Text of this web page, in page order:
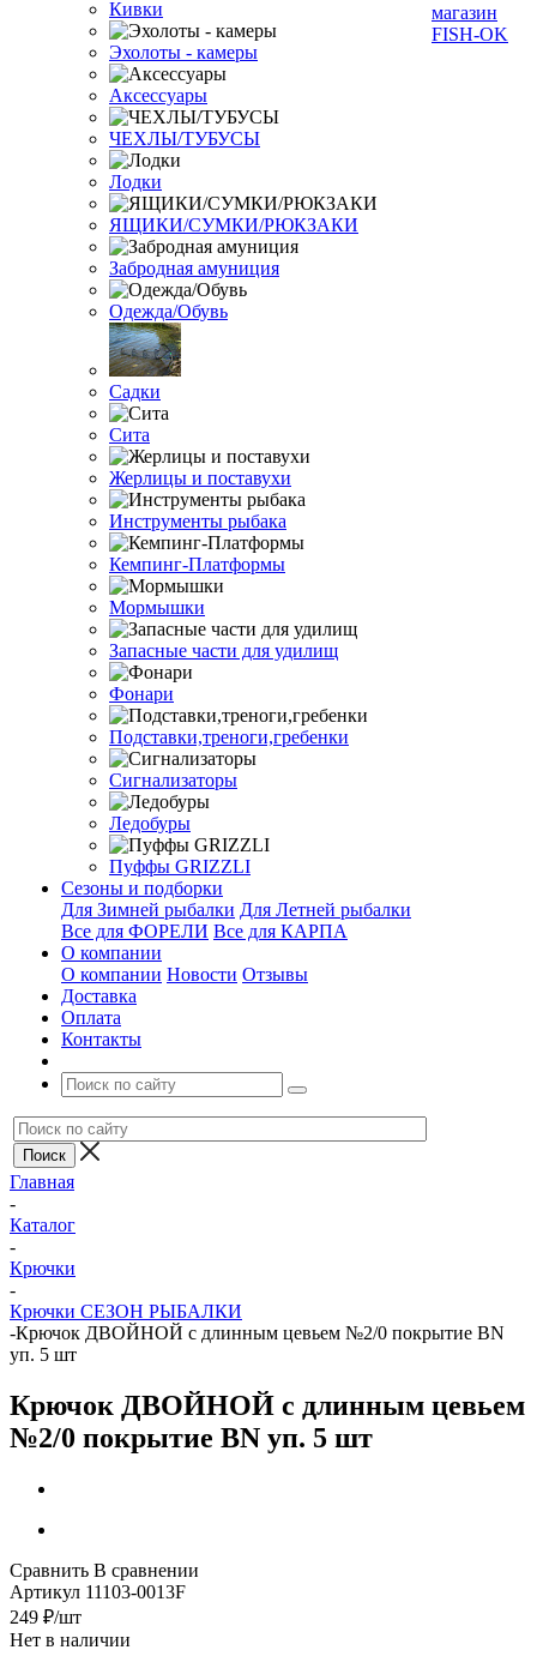
Кивки
Эхолоты - камеры
Аксессуары
ЧЕХЛЫ/ТУБУСЫ
Лодки
ЯЩИКИ/СУМКИ/РЮКЗАКИ
Забродная амуниция
Одежда/Обувь
Садки
Сита
Жерлицы и поставухи
Инструменты рыбака
Кемпинг-Платформы
Мормышки
Запасные части для удилищ
Фонари
Подставки,треноги,гребенки
Сигнализаторы
Ледобуры
Пуффы GRIZZLI
Сезоны и подборки
Для Зимней рыбалки Для Летней рыбалки
Все для ФОРЕЛИ Все для КАРПА
О компании
О компании Новости Отзывы
Доставка
Оплата
Контакты
Главная
-
Каталог
-
Крючки
-
Крючки СЕЗОН РЫБАЛКИ
-Крючок ДВОЙНОЙ с длинным цевьем №2/0 покрытие BN
уп. 5 шт
Крючок ДВОЙНОЙ с длинным цевьем
№2/0 покрытие BN уп. 5 шт
Сравнить В сравнении
Артикул 11103-0013F
249 ₽/шт
Нет в наличии